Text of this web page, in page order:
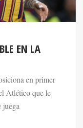
EN LA
en primer
Atlético que le
juega